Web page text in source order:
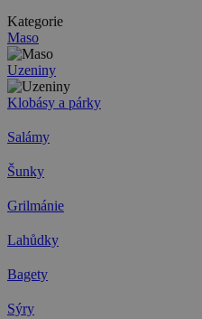
Kategorie
Maso
Uzeniny
Klobásy a párky
Salámy
Šunky
Grilmánie
Lahůdky
Bagety
Sýry